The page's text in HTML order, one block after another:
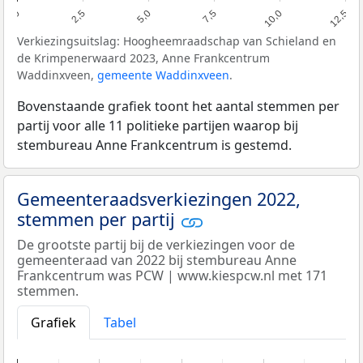
0,0 2,5 5,0 7,5 10,0 12,5
Verkiezingsuitslag: Hoogheemraadschap van Schieland en
de Krimpenerwaard 2023, Anne Frankcentrum
Waddinxveen, gemeente Waddinxveen.
Bovenstaande grafiek toont het aantal stemmen per
partij voor alle 11 politieke partijen waarop bij
stembureau Anne Frankcentrum is gestemd.
Gemeenteraadsverkiezingen 2022,
stemmen per partij
De grootste partij bij de verkiezingen voor de
gemeenteraad van 2022 bij stembureau Anne
Frankcentrum was PCW | www.kiespcw.nl met 171
stemmen.
Grafiek
Tabel